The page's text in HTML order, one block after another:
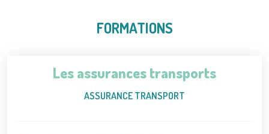
FORMATIONS
Les assurances transports
ASSURANCE TRANSPORT